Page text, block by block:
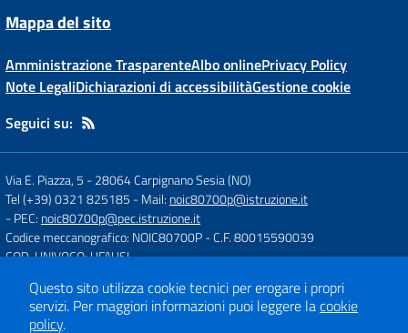
Mappa del sito
Amministrazione TrasparenteAlbo onlinePrivacy Policy
Note LegaliDichiarazioni di accessibilitàGestione cookie
Seguici su:
Via E. Piazza, 5 -28064 Carpignano Sesia (NO)
Tel (+39) 0321 825185 - Mail: noic80700p@istruzione.it
- PEC: noic80700p@pec.istruzione.it
Codice meccanografico: NOIC80700P- C.F. 80015590039
COD. UNIVOCO: UFAUSI
Concept & Design by
Designers Italia
Questo sito utilizza cookie tecnici per erogare i propri
servizi. Per maggiori informazioni puoi leggere lacookie
policy.